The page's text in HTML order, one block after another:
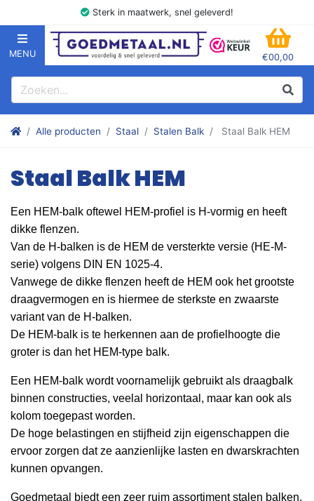
Sterk in maatwerk, snel geleverd!
MENU
GOEDMETAAL.NL
€00,00
Zoeken
Zoek
Stalen kokers, hoekstaal, Balk, Buizen Plat, Strippen, Plaat en
Alle producten Staal Stalen Balk Staal Balk HEM
Staal Balk HEM
Een HEM-balk oftewel HEM-profiel is H-vormig en heeft
dikke flenzen.
Van de H-balken is de HEM de versterkte versie (HE-M-
serie) volgens DIN EN 1025-4.
Vanwege de dikke flenzen heeft de HEM ook het grootste
draagvermogen en is hiermee de sterkste en zwaarste
variant van de H-balken.
De HEM-balk is te herkennen aan de profielhoogte die
groter is dan het HEM-type balk.
Een HEM-balk wordt voornamelijk gebruikt als draagbalk
binnen constructies, veelal horizontaal, maar kan ook als
kolom toegepast worden.
De hoge belastingen en stijfheid zijn eigenschappen die
ervoor zorgen dat ze aanzienlijke lasten en dwarskrachten
kunnen opvangen.
Goedmetaal biedt een zeer ruim assortiment stalen balken.